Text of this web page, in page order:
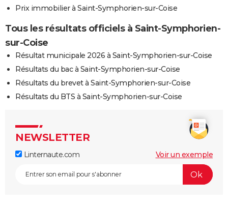
Prix immobilier à Saint-Symphorien-sur-Coise
Tous les résultats officiels à Saint-Symphorien-
sur-Coise
Résultat municipale 2026 à Saint-Symphorien-sur-Coise
Résultats du bac à Saint-Symphorien-sur-Coise
Résultats du brevet à Saint-Symphorien-sur-Coise
Résultats du BTS à Saint-Symphorien-sur-Coise
NEWSLETTER
Linternaute.com Voir un exemple